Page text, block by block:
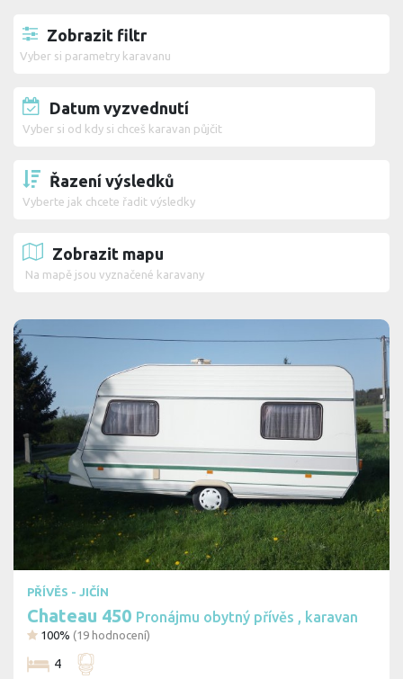
Zobrazit filtr
Vyber si parametry karavanu
Datum vyzvednutí
Vyber si od kdy si chceš karavan půjčit
Řazení výsledků
Vyberte jak chcete řadit výsledky
Zobrazit mapu
Na mapě jsou vyznačené karavany
PŘÍVĚS - JIČÍN
Chateau 450 Pronájmu obytný přívěs , karavan
100% (19 hodnocení)
4